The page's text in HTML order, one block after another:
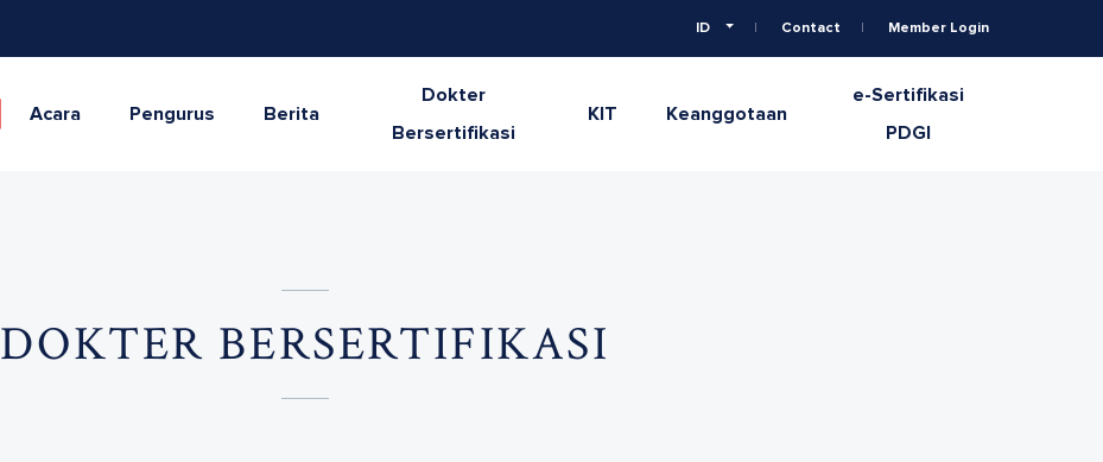
ID Contact Member Login
Acara Pengurus Berita
Dokter
Bersertifikasi
KIT Keanggotaan
e-Sertifikasi
PDGI
DOKTER BERSERTIFIKASI